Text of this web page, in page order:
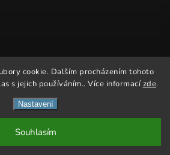
cookie. Dalším procházením tohoto
s jejich používáním.. Více informacízde.
Nastavení
Souhlasím
Shoptet| Design